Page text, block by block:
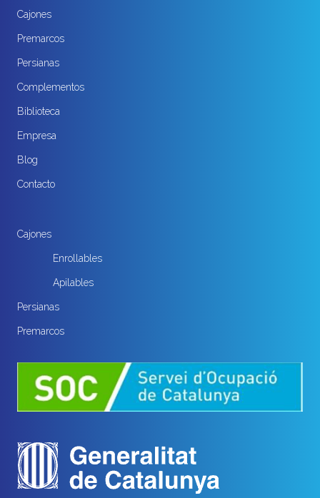
Cajones
Premarcos
Persianas
Complementos
Biblioteca
Empresa
Blog
Contacto
Cajones
Enrollables
Apilables
Persianas
Premarcos